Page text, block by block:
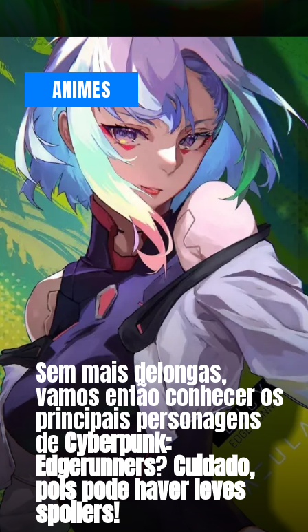
Sem mais delongas,
vamos então conhecer os
principais personagens
deCyberpunk:
Edgerunners?Cuidado,
pois pode haver leves
spoilers!
ANIMES